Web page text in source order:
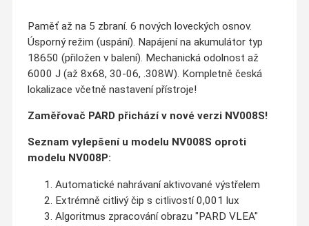
Paměť až na 5 zbraní. 6 nových loveckých osnov.
Úsporný režim (uspání). Napájení na akumulátor typ
18650 (přiložen v balení). Mechanická odolnost až
6000 J (až 8x68, 30-06, .308W). Kompletně česká
lokalizace včetně nastavení přístroje!
Zaměřovač PARD přichází v nové verzi NV008S!
Seznam vylepšení u modelu NV008S oproti
modelu NV008P:
Automatické nahrávaní aktivované výstřelem
Extrémně citlivý čip s citlivostí 0,001 lux
Algoritmus zpracování obrazu "PARD VLEA"